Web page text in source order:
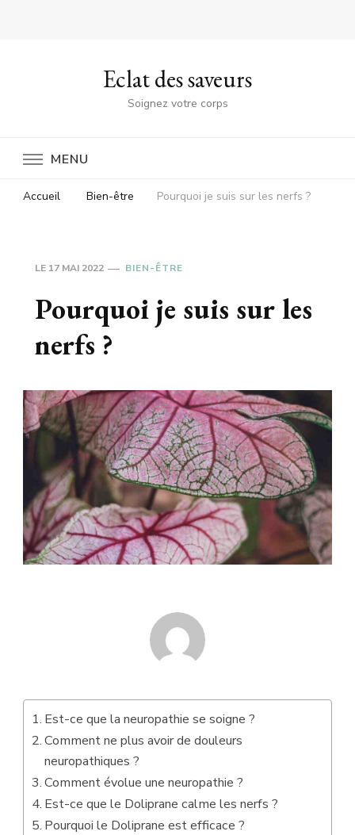
Eclat des saveurs
Soignez votre corps
MENU
Accueil Bien-être Pourquoi je suis sur les nerfs ?
LE 17 MAI 2022 BIEN-ÊTRE
Pourquoi je suis sur les
nerfs ?
Est-ce que la neuropathie se soigne ?
Comment ne plus avoir de douleurs
neuropathiques ?
Comment évolue une neuropathie ?
Est-ce que le Doliprane calme les nerfs ?
Pourquoi le Doliprane est efficace ?